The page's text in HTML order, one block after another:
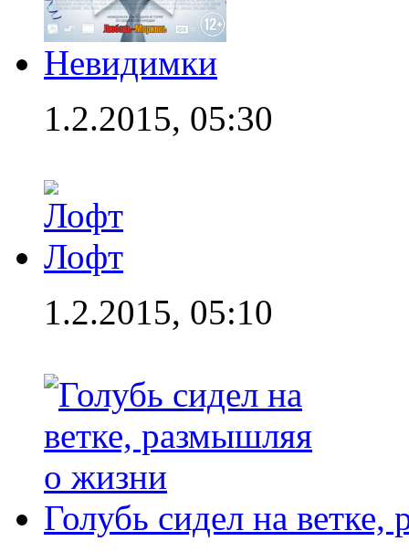
Невидимки
1.2.2015, 05:30
Лофт
1.2.2015, 05:10
Голубь сидел на